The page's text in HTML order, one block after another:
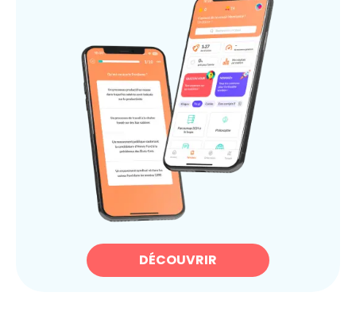
DÉCOUVRIR